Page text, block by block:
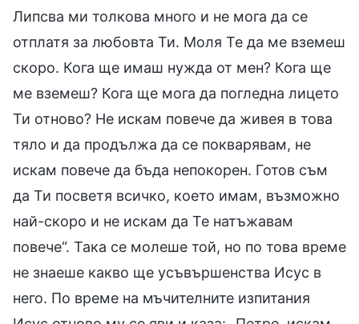
Липсва ми толкова много и не мога да се
отплатя за любовта Ти. Моля Те да ме вземеш
скоро. Кога ще имаш нужда от мен? Кога ще
ме вземеш? Кога ще мога да погледна лицето
Ти отново? Не искам повече да живея в това
тяло и да продължа да се покварявам, не
искам повече да бъда непокорен. Готов съм
да Ти посветя всичко, което имам, възможно
най-скоро и не искам да Те натъжавам
повече“. Така се молеше той, но по това време
не знаеше какво ще усъвършенства Исус в
него. По време на мъчителните изпитания